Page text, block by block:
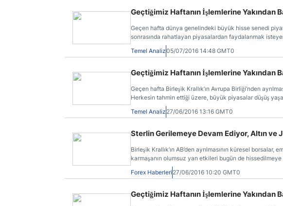
Geçtiğimiz Haftanın İşlemlerine Yakından
Geçen hafta dünya genelindeki büyük hisse senedi
sonrasında rahatlayan piyasalardan faydalanmak isteyen
yaşandığını görmekteyiz.
Temel Analiz05/07/2016 14:48 GMT0
Geçtiğimiz Haftanın İşlemlerine Yakından
Geçen hafta Birleşik Krallık’ın Avrupa Birliği’nden
Herkesin tahmin ettiği üzere, büyük piyasalar düşüş
ayın hem de çeyreğin sonuna gelmiş olmamızdan
Temel Analiz 27/06/2016 13:16 GMT0
Sterlin Gerilemeye Devam Ediyor, Altın ve
Birleşik Krallık’ın AB’den ayrılmasının küresel
karmaşanın olumsuz yan etkileri bugün de
Forex Haberleri 27/06/2016 10:20 GMT0
Geçtiğimiz Haftanın İşlemlerine Yakından